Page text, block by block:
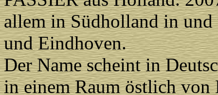
allem in Südholland in
und Eindhoven.
Der Name scheint in
in einem Raum östlich von